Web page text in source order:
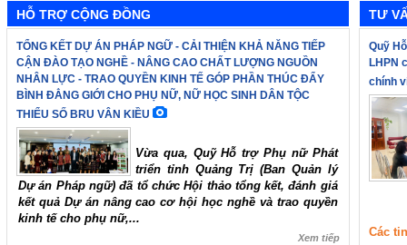
HỖ TRỢ CỘNG ĐỒNG
TỔNG KẾT DỰ ÁN PHÁP NGỮ - CẢI THIỆN KHẢ NĂNG TIẾP
CẬN ĐÀO TẠO NGHỀ - NÂNG CAO CHẤT LƯỢNG NGUỒN
NHÂN LỰC - TRAO QUYỀN KINH TẾ GÓP PHẦN THÚC ĐẨY
BÌNH ĐẲNG GIỚI CHO PHỤ NỮ, NỮ HỌC SINH DÂN TỘC
THIỂU SỐ BRU VÂN KIỀU
Vừa qua, Quỹ Hỗ trợ Phụ nữ Phát
triển tỉnh Quảng Trị (Ban Quản lý
Dự án Pháp ngữ) đã tổ chức Hội thảo tổng kết, đánh giá
kết quả Dự án nâng cao cơ hội học nghề và trao quyền
kinh tế cho phụ nữ,...
Xem tiếp
TƯ
Quỹ
LHPN
chính
Các